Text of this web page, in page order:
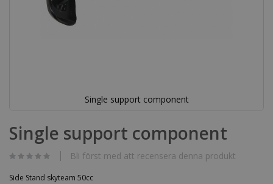
Single support component
till
början
bildgalleriet
Single support component
Bli först med att recensera denna produkt
Side Stand skyteam 50cc